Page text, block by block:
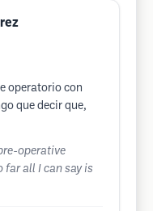
operatorio con
que decir que,
operative
far all I can say is